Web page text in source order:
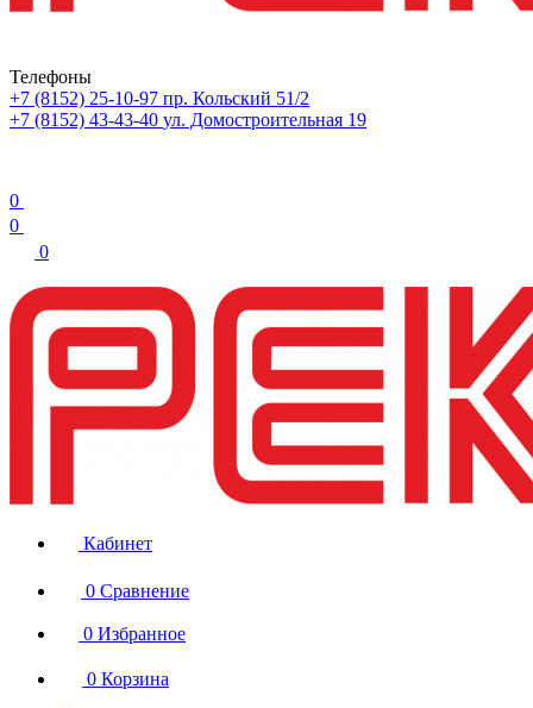
Телефоны
+7 (8152) 25-10-97 пр. Кольский 51/2
+7 (8152) 43-43-40 ул. Домостроительная 19
0
0
0
Кабинет
0 Сравнение
0 Избранное
0 Корзина